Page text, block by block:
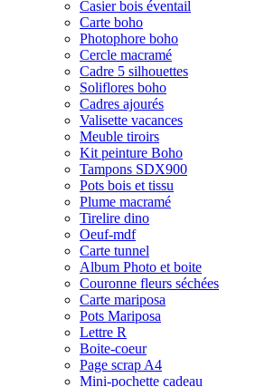
Casier bois éventail
Carte boho
Photophore boho
Cercle macramé
Cadre 5 silhouettes
Soliflores boho
Cadres ajourés
Valisette vacances
Meuble tiroirs
Kit peinture Boho
Tampons SDX900
Pots bois et tissu
Plume macramé
Tirelire dino
Oeuf-mdf
Carte tunnel
Album Photo et boite
Couronne fleurs séchées
Carte mariposa
Pots Mariposa
Lettre R
Boite-coeur
Page scrap A4
Mini-pochette cadeau